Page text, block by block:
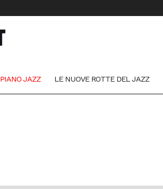
PIANO JAZZ LE NUOVE ROTTE DEL JAZZ